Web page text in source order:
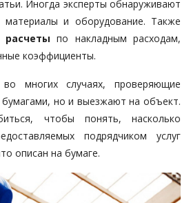
Иногда эксперты обнаруживают
и оборудование. Также
по накладным расходам,
коэффициенты.
многих случаях, проверяющие
но и выезжают на объект.
чтобы понять, насколько
подрядчиком услуг
описан на бумаге.